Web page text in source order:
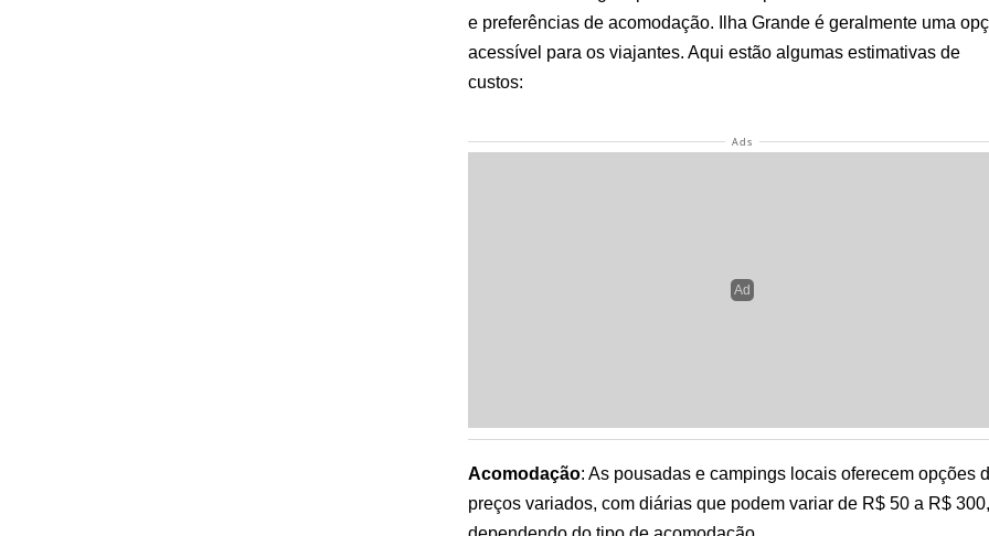
e preferências de acomodação. Ilha Grande é geralmente uma
acessível para os viajantes. Aqui estão algumas estimativas de
custos:
Acomodação: As pousadas e campings locais oferecem opções
Época para Viajar
A melhor época para visitar Ilha Grande é durante a temporada de
verão, de dezembro a março. Nesse período, o clima é quente e